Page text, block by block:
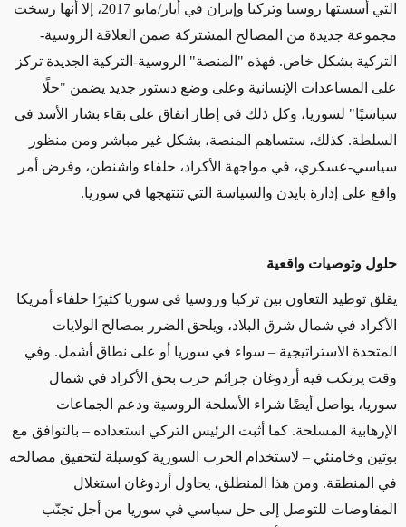
التي أسستها روسيا وتركيا وإيران في أيار/مايو 2017، إلا أنها رسخت
مجموعة جديدة من المصالح المشتركة ضمن العلاقة الروسية-
التركية بشكل خاص. فهذه "المنصة" الروسية-التركية الجديدة تركز
على المساعدات الإنسانية وعلى وضع دستور جديد يضمن "حلًا
سياسيًا" لسوريا، وكل ذلك في إطار اتفاق على بقاء بشار الأسد في
السلطة. كذلك، ستساهم المنصة، بشكل غير مباشر ومن منظور
سياسي-عسكري، في مواجهة الأكراد، حلفاء واشنطن، وفرض أمر
واقع على إدارة بايدن والسياسة التي تنتهجها في سوريا.
حلول وتوصيات واقعية
يقلق توطيد التعاون بين تركيا وروسيا في سوريا كثيرًا حلفاء أمريكا
الأكراد في شمال شرق البلاد، ويلحق الضرر بمصالح الولايات
المتحدة الاستراتيجية – سواء في سوريا أو على نطاق أشمل. وفي
وقت يرتكب فيه أردوغان جرائم حرب بحق الأكراد في شمال
سوريا، يواصل أيضًا شراء الأسلحة الروسية ودعم الجماعات
الإرهابية المسلحة. كما أثبت الرئيس التركي استعداده – بالتوافق مع
بوتين وخامنئي – لاستخدام الحرب السورية كوسيلة لتحقيق مصالحه
في المنطقة. ومن هذا المنطلق، يحاول أردوغان استغلال
المفاوضات للتوصل إلى حل سياسي في سوريا من أجل تجنّب